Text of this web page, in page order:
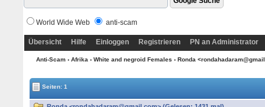
World Wide Web anti-scam
Übersicht Hilfe Einloggen Registrieren PN an Administrator
Anti-Scam› Afrika › White and negroid Females › Ronda
Seiten: 1